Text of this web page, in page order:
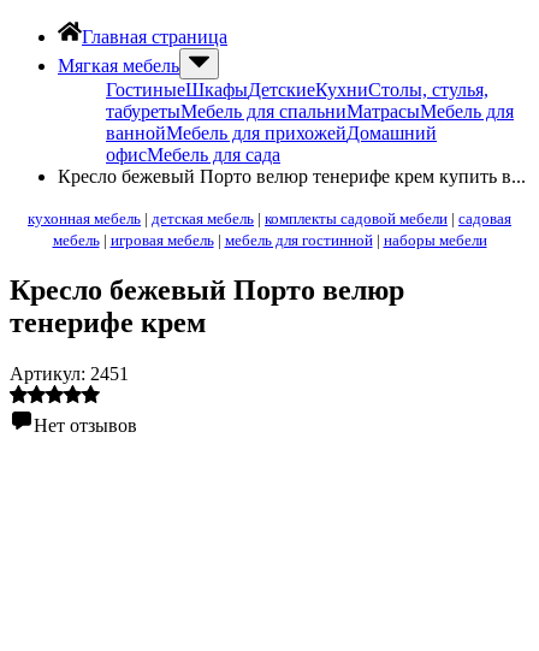
Главная страница
Мягкая мебель
ГостиныеШкафыДетскиеКухниСтолы, стулья,
табуретыМебель для спальниМатрасыМебель для
ваннойМебель для прихожейДомашний
офисМебель для сада
Кресло бежевый Порто велюр тенерифе крем купить в...
кухонная мебель | детская мебель | комплекты садовой мебели | садовая
мебель| игровая мебель| мебель для гостинной| наборы мебели
Кресло бежевый Порто велюр
тенерифе крем
Артикул: 2451
Нет отзывов